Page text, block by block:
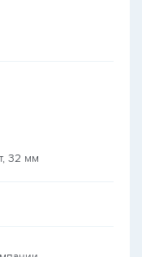
32 мм